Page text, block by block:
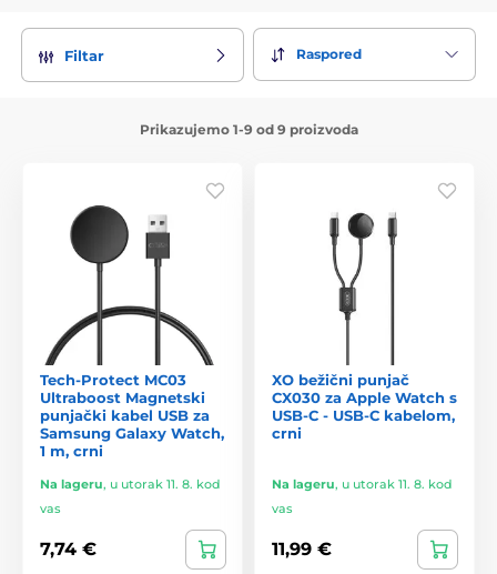
Filtar Raspored
Prikazujemo 1-9 od 9 proizvoda
Tech-Protect MC03
Ultraboost Magnetski
punjački kabel USB za
Samsung Galaxy Watch,
1 m, crni
Na lageru, u utorak 11. 8. kod
vas
7,74 €
XO bežični punjač
CX030 za Apple Watch s
USB-C - USB-C kabelom,
crni
Na lageru, u utorak 11. 8. kod
vas
11,99 €